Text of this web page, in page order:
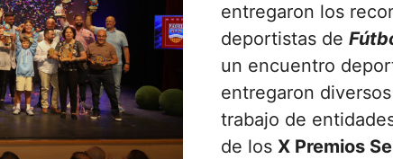
entregaron los
deportistas de
un encuentro
entregaron
trabajo de
de los X Premios